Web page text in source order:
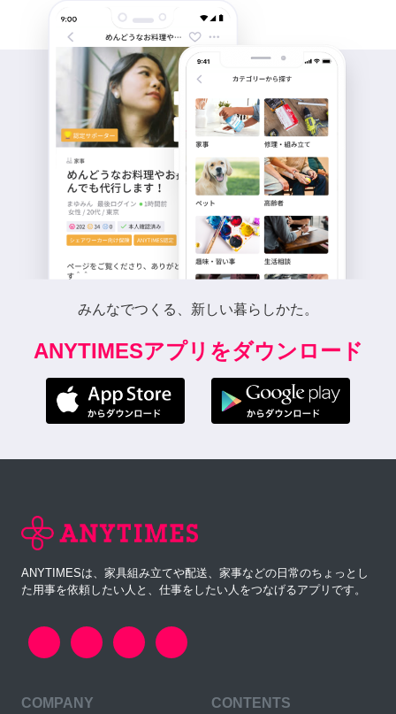
みんなでつくる、新しい暮らしかた。
ANYTIMESアプリをダウンロード
ANYTIMESは、家具組み立てや配送、家事などの日常のちょっとし
た用事を依頼したい人と、仕事をしたい人をつなげるアプリです。
COMPANY CONTENTS